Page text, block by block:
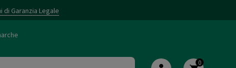
di Garanzia Legale
0